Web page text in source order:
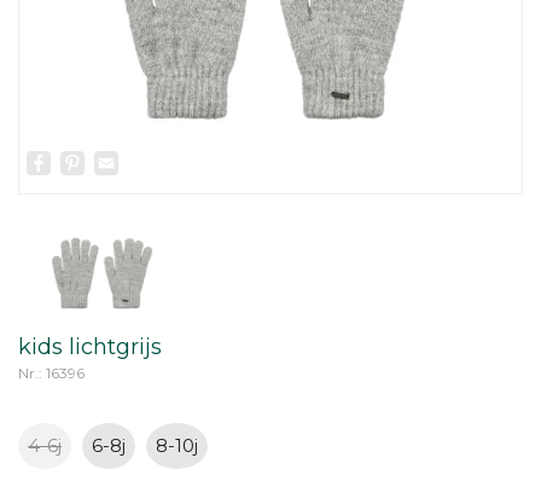
Facebook
Pinterest
kids lichtgrijs
Nr.: 16396
4-6j 6-8j 8-10j